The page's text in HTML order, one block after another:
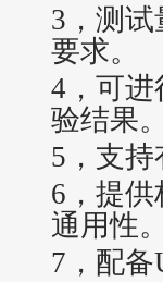
3 ， 测试
要求。
4 ， 可进
验结果
5 ， 支持
6 ， 提供
通用性
7 ， 配备